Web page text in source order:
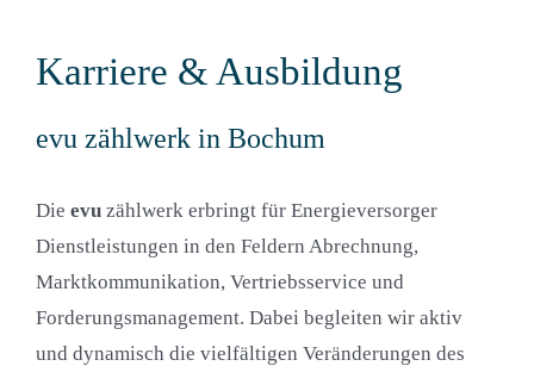
Karriere & Ausbildung
evu zählwerk in Bochum
Die evu zählwerk erbringt für Energieversorger
Dienstleistungen in den Feldern Abrechnung,
Marktkommunikation, Vertriebsservice und
Forderungsmanagement. Dabei begleiten wir aktiv
und dynamisch die vielfältigen Veränderungen des